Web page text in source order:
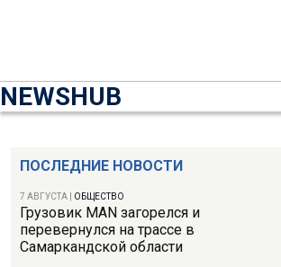
NEWSHUB
ПОСЛЕДНИЕ НОВОСТИ
7 АВГУСТА ОБЩЕСТВО
Грузовик MAN загорелся и
перевернулся на трассе в
Самаркандской области